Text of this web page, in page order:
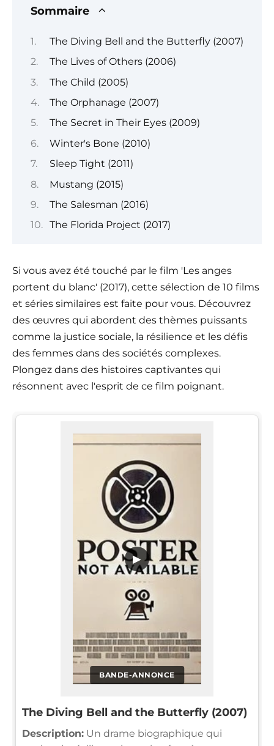
Sommaire
The Diving Bell and the Butterfly (2007)
The Lives of Others (2006)
The Child (2005)
The Orphanage (2007)
The Secret in Their Eyes (2009)
Winter's Bone (2010)
Sleep Tight (2011)
Mustang (2015)
The Salesman (2016)
The Florida Project (2017)
Si vous avez été touché par le film 'Les anges
portent du blanc' (2017), cette sélection de 10 films
et séries similaires est faite pour vous. Découvrez
des œuvres qui abordent des thèmes puissants
comme la justice sociale, la résilience et les défis
des femmes dans des sociétés complexes.
Plongez dans des histoires captivantes qui
résonnent avec l'esprit de ce film poignant.
BANDE-ANNONCE
▶
The Diving Bell and the Butterfly (2007)
Description: Un drame biographique qui